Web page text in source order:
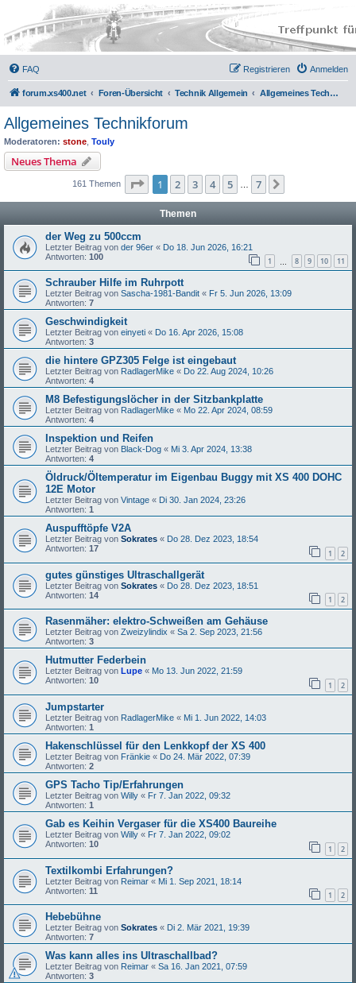
FAQ Anmelden
Registrieren
forum.xs400.net Foren-Übersicht Technik Allgemein Allgemeines Technikforum
Allgemeines Technikforum
Moderatoren: stone Touly
Neues Thema
161 Themen Seite 1von
1 2 3 4 5 7
Themen
der Weg zu 500ccm
Letzter Beitrag von der 96er « Do 18. Jun 2026, 16:21
Antworten: 100 1 8 9 10 11
Schrauber Hilfe im Ruhrpott
Letzter Beitrag von Sascha-1981-Bandit « Fr 5. Jun 2026, 13:09
Antworten: 7
Geschwindigkeit
Letzter Beitrag von einyeti « Do 16. Apr 2026, 15:08
Antworten: 3
die hintere GPZ305 Felge ist eingebaut
Letzter Beitrag von RadlagerMike « Do 22. Aug 2024, 10:26
Antworten: 4
M8 Befestigungslöcher in der Sitzbankplatte
Letzter Beitrag von RadlagerMike « Mo 22. Apr 2024, 08:59
Antworten: 4
Inspektion und Reifen
Letzter Beitrag von Black-Dog « Mi 3. Apr 2024, 13:38
Antworten: 4
Öldruck/Öltemperatur im Eigenbau Buggy mit XS 400 DOHC
12E Motor
Letzter Beitrag von Vintage « Di 30. Jan 2024, 23:26
Antworten: 1
Auspufftöpfe V2A
Letzter Beitrag von Sokrates « Do 28. Dez 2023, 18:54
Antworten: 17 1 2
gutes günstiges Ultraschallgerät
Letzter Beitrag von Sokrates « Do 28. Dez 2023, 18:51
Antworten: 14 1 2
Rasenmäher: elektro-Schweißen am Gehäuse
Letzter Beitrag von Zweizylindix « Sa 2. Sep 2023, 21:56
Antworten: 3
Hutmutter Federbein
Letzter Beitrag von Lupe « Mo 13. Jun 2022, 21:59
Antworten: 10 1 2
Jumpstarter
Letzter Beitrag von RadlagerMike « Mi 1. Jun 2022, 14:03
Antworten: 1
Hakenschlüssel für den Lenkkopf der XS 400
Letzter Beitrag von Fränkie « Do 24. Mär 2022, 07:39
Antworten: 2
GPS Tacho Tip/Erfahrungen
Letzter Beitrag von Willy « Fr 7. Jan 2022, 09:32
Antworten: 1
Gab es Keihin Vergaser für die XS400 Baureihe
Letzter Beitrag von Willy « Fr 7. Jan 2022, 09:02
Antworten: 10 1 2
Textilkombi Erfahrungen?
Letzter Beitrag von Reimar « Mi 1. Sep 2021, 18:14
Antworten: 11 1 2
Hebebühne
Letzter Beitrag von Sokrates « Di 2. Mär 2021, 19:39
Antworten: 7
Was kann alles ins Ultraschallbad?
Letzter Beitrag von Reimar « Sa 16. Jan 2021, 07:59
Antworten: 3